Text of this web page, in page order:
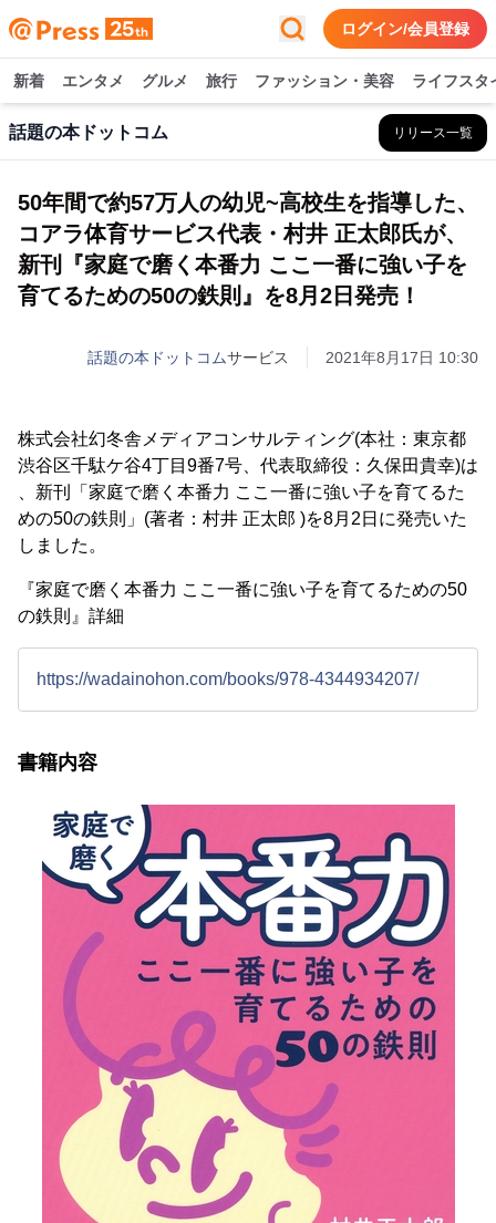
ログイン/会員登録
新着 エンタメ グルメ 旅行 ファッション・美容 ライフスタ
話題の本ドットコム リリース一覧
50年間で約57万人の幼児~高校生を指導した、
コアラ体育サービス代表・村井 正太郎氏が、
新刊『家庭で磨く本番力 ここ一番に強い子を
育てるための50の鉄則』を8月2日発売！
話題の本ドットコムサービス 2021年8月17日 10:30
株式会社幻冬舎メディアコンサルティング(本社：東京都
渋谷区千駄ケ谷4丁目9番7号、代表取締役：久保田貴幸)は
、新刊「家庭で磨く本番力 ここ一番に強い子を育てるた
めの50の鉄則」(著者：村井 正太郎 )を8月2日に発売いた
しました。
『家庭で磨く本番力 ここ一番に強い子を育てるための50
の鉄則』詳細
https://wadainohon.com/books/978-4344934207/
書籍内容